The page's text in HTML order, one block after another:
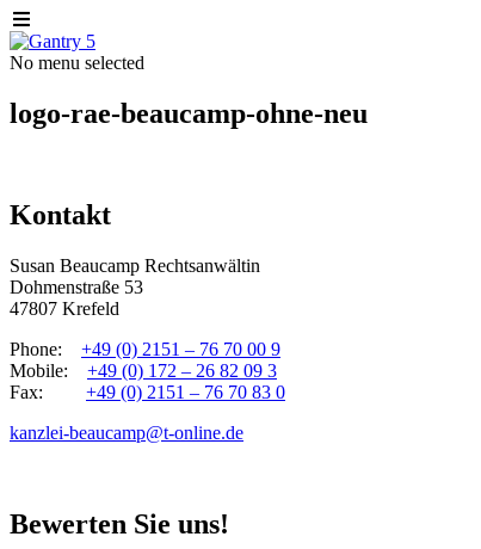
No menu selected
logo-rae-beaucamp-ohne-neu
Kontakt
Susan Beaucamp Rechtsanwältin
Dohmenstraße 53
47807 Krefeld
Phone: +49 (0) 2151 – 76 70 00 9
Mobile: +49 (0) 172 – 26 82 09 3
Fax: +49 (0) 2151 – 76 70 83 0
kanzlei-beaucamp@t-online.de
Bewerten Sie uns!